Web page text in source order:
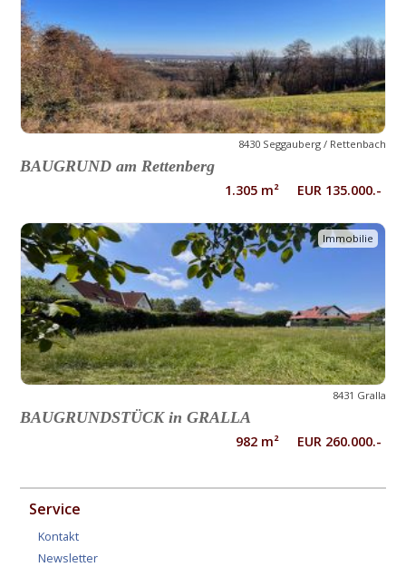
8430 Seggauberg / Rettenbach
BAUGRUND am Rettenberg
1.305 m² EUR 135.000.-
Immobilie
8431 Gralla
BAUGRUNDSTÜCK in GRALLA
982 m² EUR 260.000.-
Service
Kontakt
Newsletter